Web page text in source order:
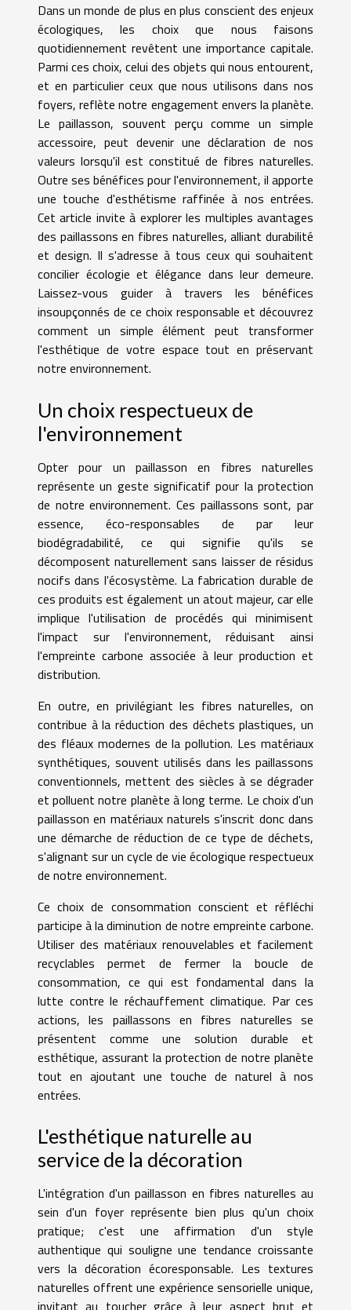
Dans un monde de plus en plus conscient des enjeux
écologiques, les choix que nous faisons
quotidiennement revêtent une importance capitale.
Parmi ces choix, celui des objets qui nous entourent,
et en particulier ceux que nous utilisons dans nos
foyers, reflète notre engagement envers la planète.
Le paillasson, souvent perçu comme un simple
accessoire, peut devenir une déclaration de nos
valeurs lorsqu'il est constitué de fibres naturelles.
Outre ses bénéfices pour l'environnement, il apporte
une touche d'esthétisme raffinée à nos entrées.
Cet article invite à explorer les multiples avantages
des paillassons en fibres naturelles, alliant durabilité
et design. Il s'adresse à tous ceux qui souhaitent
concilier écologie et élégance dans leur demeure.
Laissez-vous guider à travers les bénéfices
insoupçonnés de ce choix responsable et découvrez
comment un simple élément peut transformer
l'esthétique de votre espace tout en préservant
notre environnement.
Un choix respectueux de
l'environnement
Opter pour un paillasson en fibres naturelles
représente un geste significatif pour la protection
de notre environnement. Ces paillassons sont, par
essence, éco-responsables de par leur
biodégradabilité, ce qui signifie qu'ils se
décomposent naturellement sans laisser de résidus
nocifs dans l'écosystème. La fabrication durable de
ces produits est également un atout majeur, car elle
implique l'utilisation de procédés qui minimisent
l'impact sur l'environnement, réduisant ainsi
l'empreinte carbone associée à leur production et
distribution.
En outre, en privilégiant les fibres naturelles, on
contribue à la réduction des déchets plastiques, un
des fléaux modernes de la pollution. Les matériaux
synthétiques, souvent utilisés dans les paillassons
conventionnels, mettent des siècles à se dégrader
et polluent notre planète à long terme. Le choix d'un
paillasson en matériaux naturels s'inscrit donc dans
une démarche de réduction de ce type de déchets,
s'alignant sur un cycle de vie écologique respectueux
de notre environnement.
Ce choix de consommation conscient et réfléchi
participe à la diminution de notre empreinte carbone.
Utiliser des matériaux renouvelables et facilement
recyclables permet de fermer la boucle de
consommation, ce qui est fondamental dans la
lutte contre le réchauffement climatique. Par ces
actions, les paillassons en fibres naturelles se
présentent comme une solution durable et
esthétique, assurant la protection de notre planète
tout en ajoutant une touche de naturel à nos
entrées.
L'esthétique naturelle au
service de la décoration
L'intégration d'un paillasson en fibres naturelles au
sein d'un foyer représente bien plus qu'un choix
pratique; c'est une affirmation d'un style
authentique qui souligne une tendance croissante
vers la décoration écoresponsable. Les textures
naturelles offrent une expérience sensorielle unique,
invitant au toucher grâce à leur aspect brut et